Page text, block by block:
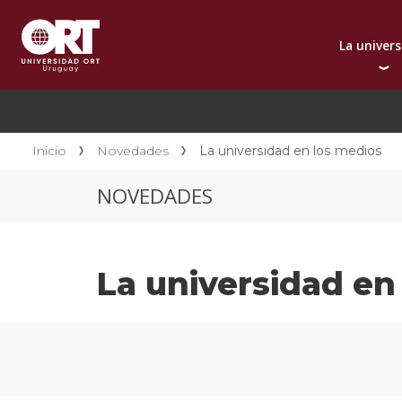
La
Presentación
Reconocimientos
Contacto
Inicio Novedades La universidad en los medios
NOVEDADES
La universidad